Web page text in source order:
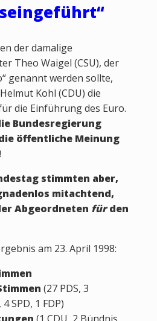
der damalige
Theo Waigel (CSU), der
genannt werden sollte,
Kohl (CDU) die
die Einführung des Euro.
Bundesregierung
öffentliche Meinung
stimmten aber,
mitachtend,
Abgeordneten fürden
am 23. April 1998:
(27 PDS, 3
SPD, 1 FDP)